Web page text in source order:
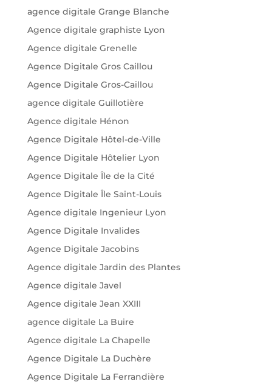
agence digitale Grange Blanche
Agence digitale graphiste Lyon
Agence digitale Grenelle
Agence Digitale Gros Caillou
Agence Digitale Gros-Caillou
agence digitale Guillotière
Agence digitale Hénon
Agence Digitale Hôtel-de-Ville
Agence Digitale Hôtelier Lyon
Agence Digitale Île de la Cité
Agence Digitale Île Saint-Louis
Agence digitale Ingenieur Lyon
Agence Digitale Invalides
Agence Digitale Jacobins
Agence digitale Jardin des Plantes
Agence digitale Javel
Agence digitale Jean XXIII
agence digitale La Buire
Agence digitale La Chapelle
Agence Digitale La Duchère
Agence Digitale La Ferrandière